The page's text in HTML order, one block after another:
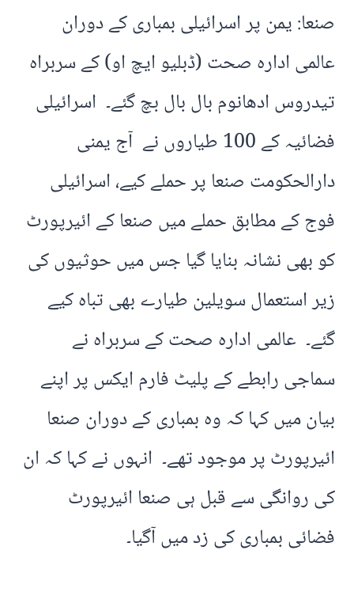
صنعا: یمن پر اسرائیلی بمباری کے دوران
عالمی ادارہ صحت (ڈبلیو ایچ او) کے سربراہ
تیدروس ادھانوم بال بال بچ گئے۔ اسرائیلی
فضائیہ کے 100 طیاروں نے آج یمنی
دارالحکومت صنعا پر حملے کیے، اسرائیلی
فوج کے مطابق حملے میں صنعا کے ائیرپورٹ
کو بھی نشانہ بنایا گیا جس میں حوثیوں کی
زیر استعمال سویلین طیارے بھی تباہ کیے
گئے۔ عالمی ادارہ صحت کے سربراہ نے
سماجی رابطے کے پلیٹ فارم ایکس پر اپنے
بیان میں کہا کہ وہ بمباری کے دوران صنعا
ائیرپورٹ پر موجود تھے۔ انہوں نے کہا کہ ان
کی روانگی سے قبل ہی صنعا ائیرپورٹ
فضائی بمباری کی زد میں آگیا۔